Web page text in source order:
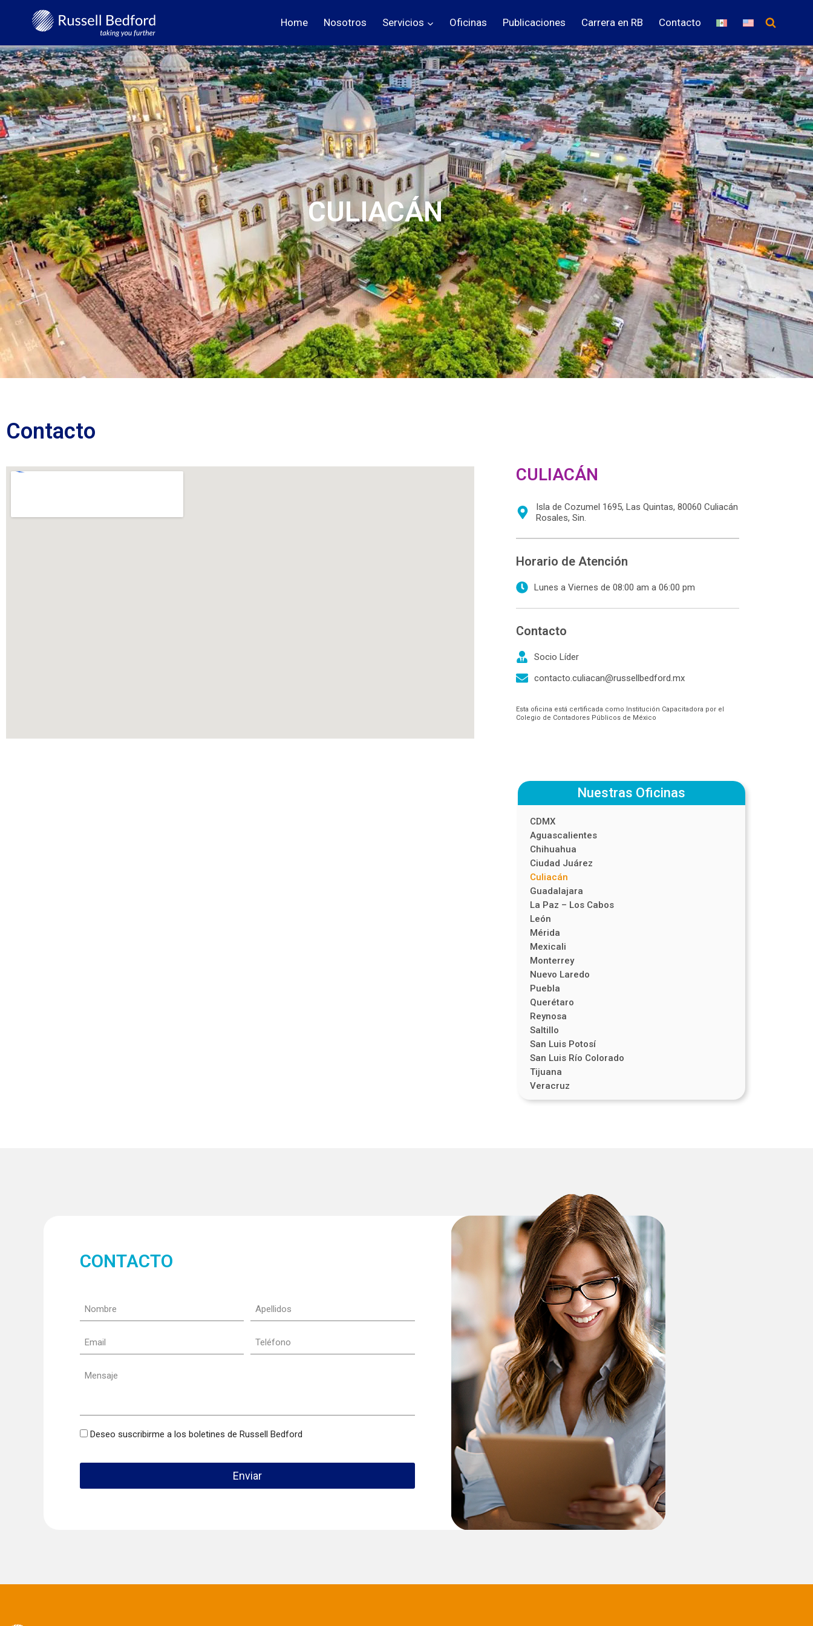
Home Nosotros Servicios Oficinas Publicaciones Carrera en RB Contacto
CULIACÁN
Contacto
CULIACÁN
Isla de Cozumel 1695, Las Quintas, 80060 Culiacán
Rosales, Sin.
Horario de Atención
Lunes a Viernes de 08:00 am a 06:00 pm
Contacto
Socio Líder
contacto.culiacan@russellbedford.mx
Esta oficina está certificada como Institución Capacitadora por el
Colegio de Contadores Públicos de México
Nuestras Oficinas
CDMX
Aguascalientes
Chihuahua
Ciudad Juárez
Culiacán
Guadalajara
La Paz – Los Cabos
León
Mérida
Mexicali
Monterrey
Nuevo Laredo
Puebla
Querétaro
Reynosa
Saltillo
San Luis Potosí
San Luis Río Colorado
Tijuana
Veracruz
CONTACTO
Nombre Apellidos
Email(Obligatorio) Teléfono
Mensaje
Boletín
Deseo suscribirme a los boletines de Russell Bedford
Enviar